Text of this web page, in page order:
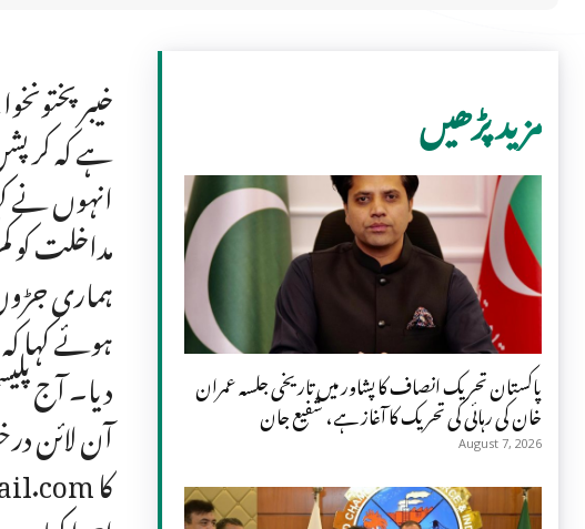
ہے کہ
انہوں نے
مداخلت کو
ہماری
ہوئے کہا
دیا۔ آج
آن لائن
مزید پڑھیں
پاکستان تحریک انصاف کا پشاور میں تاریخی جلسہ عمران
خان کی رہائی کی تحریک کا آغاز ہے، شفیع جان
August 7, 2026